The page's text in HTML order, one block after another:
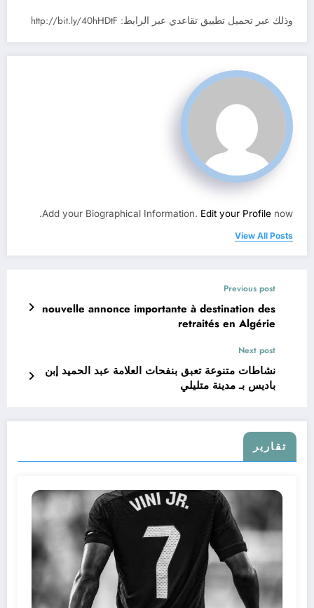
وذلك عبر تحميل تطبيق تقاعدي عبر الرابط: http://bit.ly/40hHDtF
Add your Biographical Information. Edit your Profile now.
View All Posts
Previous post
nouvelle annonce importante à destination des
retraités en Algérie
Next post
نشاطات متنوعة تعبق بنفحات العلامة عبد الحميد إبن
باديس بـ مدينة متليلي
تقارير